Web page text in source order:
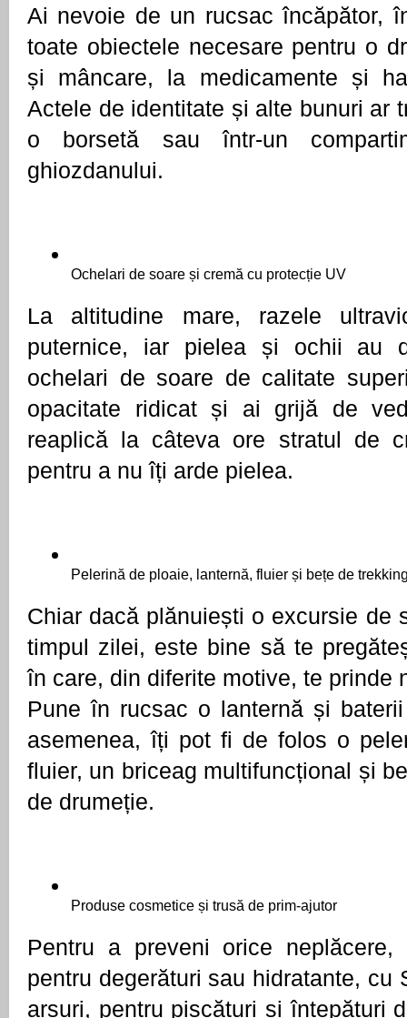
Ai nevoie de un rucsac încăpător,
toate obiectele necesare pentru o
și mâncare, la medicamente și
Actele de identitate și alte bunuri ar
o borsetă sau într-un
ghiozdanului.
Ochelari de soare și cremă cu protecție UV
La altitudine mare, razele
puternice, iar pielea și ochii au
ochelari de soare de calitate
opacitate ridicat și ai grijă de
reaplică la câteva ore stratul de
pentru a nu îți arde pielea.
Pelerină de ploaie, lanternă, fluier și bețe de
Chiar dacă plănuiești o excursie de
timpul zilei, este bine să te
în care, din diferite motive, te prinde
Pune în rucsac o lanternă și
asemenea, îți pot fi de folos o
fluier, un briceag multifuncțional și
de drumeție.
Produse cosmetice și trusă de prim-ajutor
Pentru a preveni orice
pentru degerături sau hidratante, cu
arsuri, pentru pișcături și înțepături